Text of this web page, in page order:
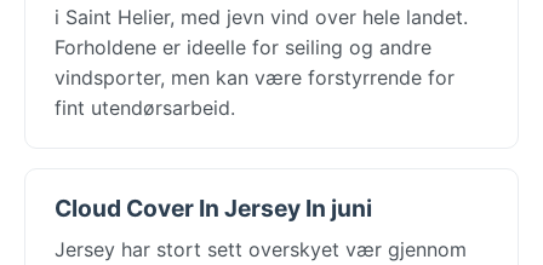
i Saint Helier, med jevn vind over hele landet.
Forholdene er ideelle for seiling og andre
vindsporter, men kan være forstyrrende for
fint utendørsarbeid.
Cloud Cover In Jersey In juni
Jersey har stort sett overskyet vær gjennom